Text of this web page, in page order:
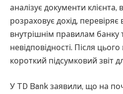
аналізує документи клієнта,
розраховує дохід, перевіряє
внутрішнім правилам банку
невідповідності. Після
короткий підсумковий звіт
У TD Bank заявили, що на